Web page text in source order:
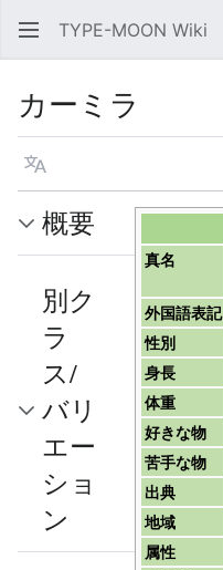
TYPE-MOON Wiki
カーミラ
言語
真名
外国語表記
性別
身長
体重
好きな物
苦手な物
出典
地域
属性
概要
別ク
ラ
ス/
バリ
エー
ショ
ン